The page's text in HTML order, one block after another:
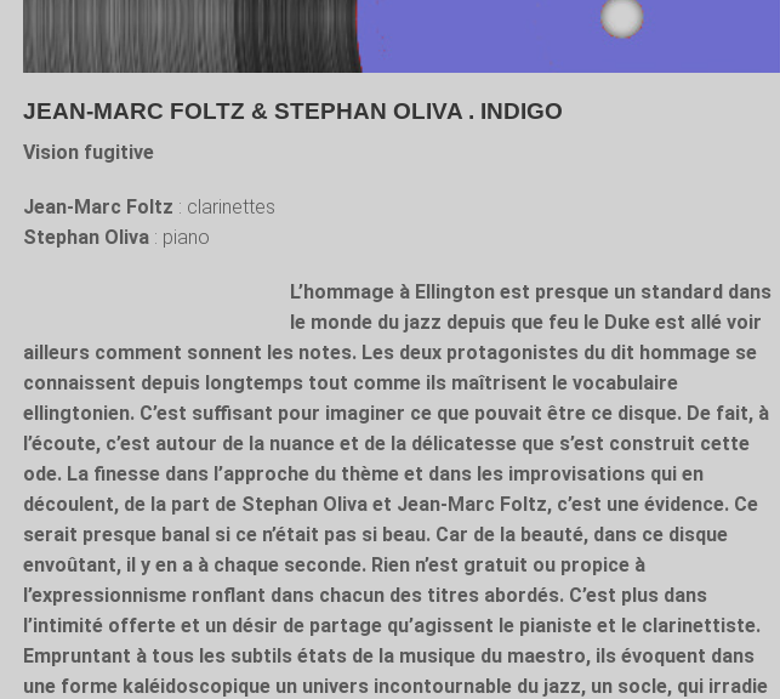
JEAN-MARC FOLTZ & STEPHAN OLIVA . INDIGO
Vision fugitive
Jean-Marc Foltz : clarinettes
Stephan Oliva : piano
L’hommage à Ellington est presque un standard dans
le monde du jazz depuis que feu le Duke est allé voir
ailleurs comment sonnent les notes. Les deux protagonistes du dit hommage se
connaissent depuis longtemps tout comme ils maîtrisent le vocabulaire
ellingtonien. C’est suffisant pour imaginer ce que pouvait être ce disque. De fait, à
l’écoute, c’est autour de la nuance et de la délicatesse que s’est construit cette
ode. La finesse dans l’approche du thème et dans les improvisations qui en
découlent, de la part de Stephan Oliva et Jean-Marc Foltz, c’est une évidence. Ce
serait presque banal si ce n’était pas si beau. Car de la beauté, dans ce disque
envoûtant, il y en a à chaque seconde. Rien n’est gratuit ou propice à
l’expressionnisme ronflant dans chacun des titres abordés. C’est plus dans
l’intimité offerte et un désir de partage qu’agissent le pianiste et le clarinettiste.
Empruntant à tous les subtils états de la musique du maestro, ils évoquent dans
une forme kaléidoscopique un univers incontournable du jazz, un socle, qui irradie